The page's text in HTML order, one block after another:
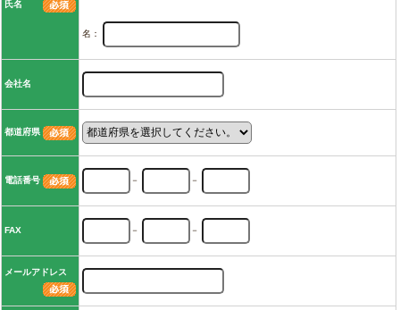
氏名
名：
会社名
都道府県
電話番号 － －
FAX － －
メールアドレス